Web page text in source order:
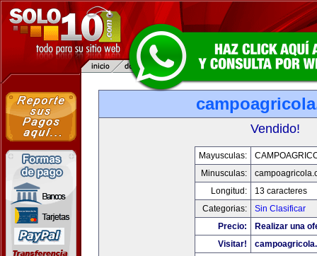
Vendido!
Mayusculas:
Minusculas:
Longitud:
13 caracteres
Categorias:
Sin Clasificar
Precio:
Realizar una
Visitar!